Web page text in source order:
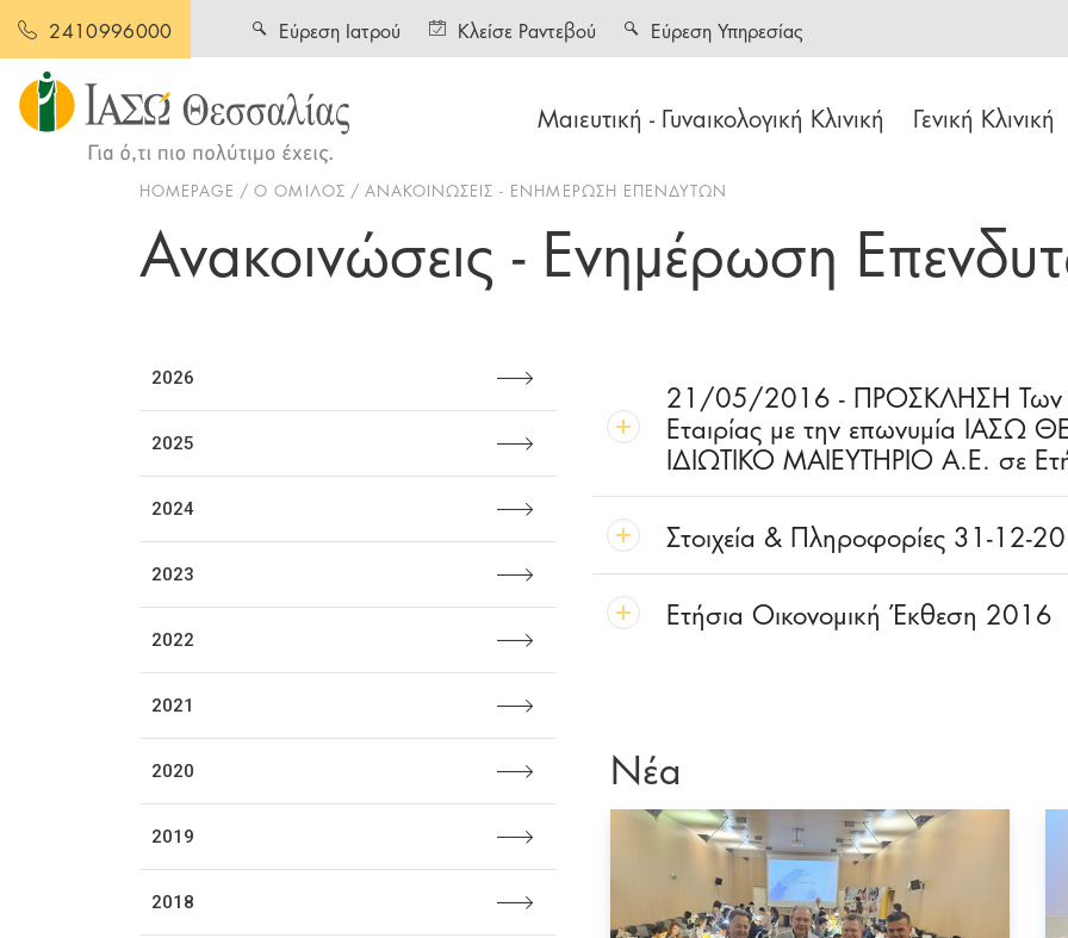
2410996000
Μαιευτική - Γυναικολογική Κλινική Γενική Κλινική
Εύρεση Ιατρού Κλείσε Ραντεβού Εύρεση Υπηρεσίας
HOMEPAGE Ο ΟΜΙΛΟΣ ΑΝΑΚΟΙΝΩΣΕΙΣ - ΕΝΗΜΕΡΩΣΗ ΕΠΕΝΔΥΤΩΝ
Ανακοινώσεις - Ενημέρωση
2026
2025
2024
2023
2022
2021
2020
2019
2018
21/05/2016 - ΠΡΟΣΚΛΗΣΗ Των
Εταιρίας με την επωνυμία ΙΑΣΩ
ΙΔΙΩΤΙΚΟ ΜΑΙΕΥΤΗΡΙΟ Α.Ε. σε
Στοιχεία & Πληροφορίες 31-12-
Ετήσια Οικονομική Έκθεση 2016
Νέα